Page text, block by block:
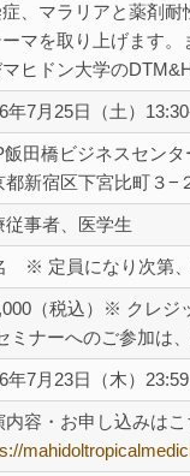
、マラリアと薬剤
マを取り上げます
ヒドン大学の
年7月25日（土）
飯田橋ビジネスセン
都新宿区下宮比町３−
従事者、医学生
※ 定員になり次第、
（税込）※ クレジ
ミナーへのご参加は
年7月23日（木）23:59
内容・お申し込みはこ